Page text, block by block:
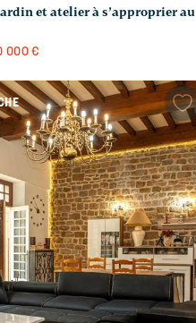
et atelier à s’approprier au
000 €